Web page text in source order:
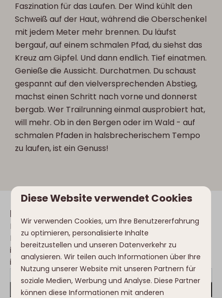
Faszination für das Laufen. Der Wind kühlt den
Schweiß auf der Haut, während die Oberschenkel
mit jedem Meter mehr brennen. Du läufst
bergauf, auf einem schmalen Pfad, du siehst das
Kreuz am Gipfel. Und dann endlich. Tief einatmen.
Genieße die Aussicht. Durchatmen. Du schaust
gespannt auf den vielversprechenden Abstieg,
machst einen Schritt nach vorne und donnerst
bergab. Wer Trailrunning einmal ausprobiert hat,
will mehr. Ob in den Bergen oder im Wald - auf
schmalen Pfaden in halsbrecherischem Tempo
zu laufen, ist ein Genuss!
Inspiration in Ihrer Mailbox
Immer als Erster über die neuesten
Entwicklungen, Trends, Veränderungen
im Nassfeld- und Clofers-Umfeld
informiert?
Abonnieren
Diese Website verwendet Cookies
Wir verwenden Cookies, um Ihre Benutzererfahrung
zu optimieren, personalisierte Inhalte
bereitzustellen und unseren Datenverkehr zu
analysieren. Wir teilen auch Informationen über Ihre
Nutzung unserer Website mit unseren Partnern für
soziale Medien, Werbung und Analyse. Diese Partner
können diese Informationen mit anderen